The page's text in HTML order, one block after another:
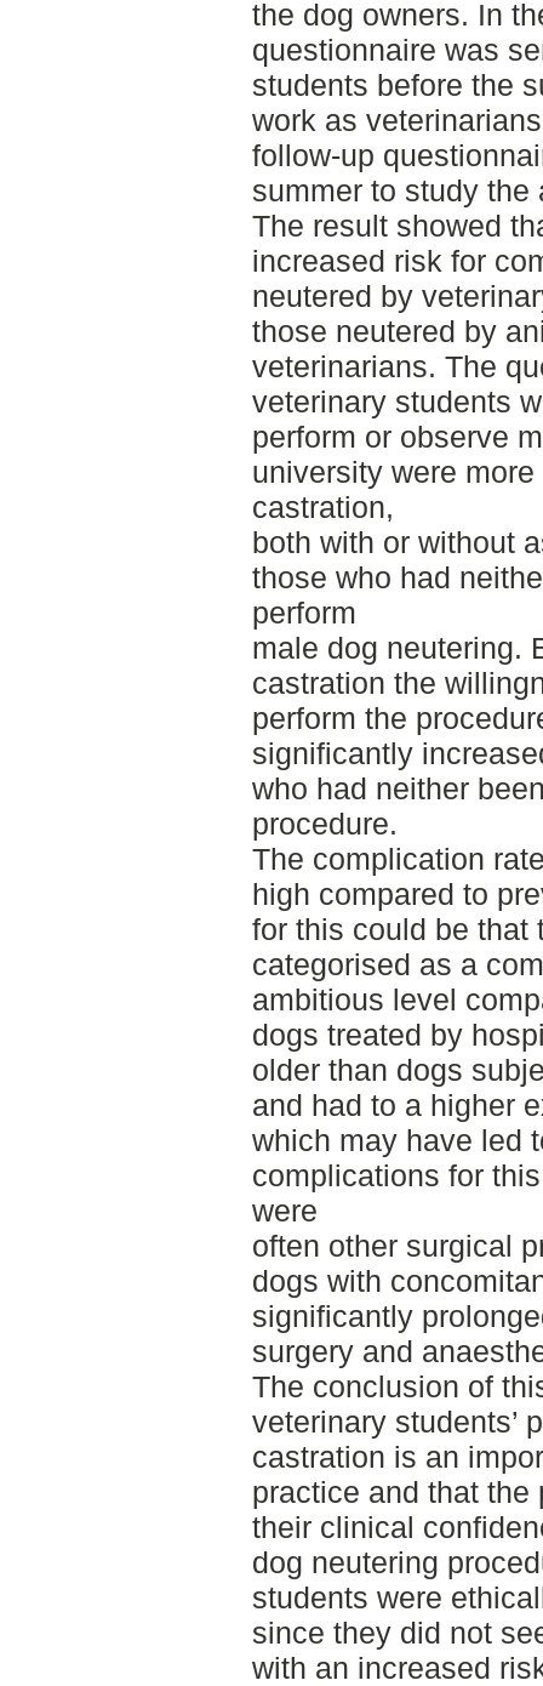
the dog owners. In
questionnaire was
students before the
work as
follow-up
summer to study the
The result showed
increased risk for
neutered by
those neutered by
veterinarians. The
veterinary students
perform or observe
university were
castration,
both with or without
those who had
perform
male dog neutering.
castration the
perform the
significantly
who had neither
procedure.
The complication
high compared to
for this could be that
categorised as a
ambitious level
dogs treated by
older than dogs
and had to a higher
which may have led
complications for
were
often other surgical
dogs with
significantly
surgery and
The conclusion of
veterinary students’
castration is an
practice and that the
their clinical
dog neutering
students were
since they did not
with an increased